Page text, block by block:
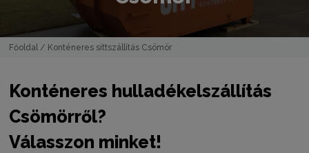
Főoldal / Konténeres sittszállítás Csömör
Konténeres hulladékelszállítás
Csömörről?
Válasszon minket!